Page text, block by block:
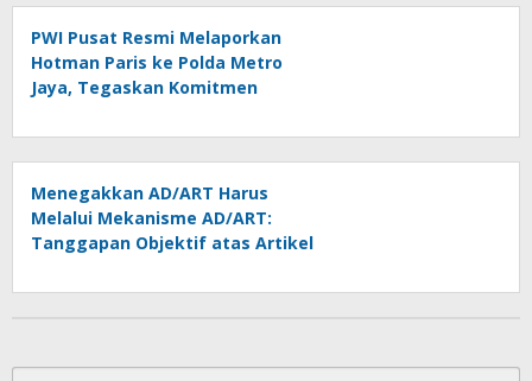
PWI Pusat Resmi Melaporkan
Hotman Paris ke Polda Metro
Jaya, Tegaskan Komitmen
Menegakkan AD/ART Harus
Melalui Mekanisme AD/ART:
Tanggapan Objektif atas Artikel
Konspirasi Melanggar Aturan”